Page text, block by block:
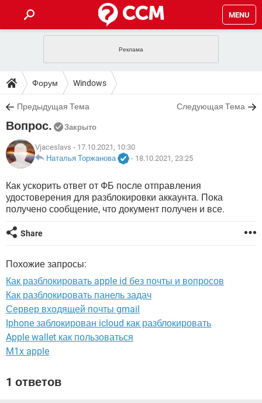
MENU
INSTAGRAM
ИГРЫ WINDOWS 10
ВКОНТАКТЕ
GOOGLE
ПОЛЕЗНЫЕ СОВЕТЫ
TIKTOK
WINDOWS 10 ВКОНТАКТЕ
YANDEX
ЗАГРУЗКИ
TIKTOK
WHATSAPP
FACEBOOK
WINDOWS 10 ВКОНТАКТЕ
ВИДЕО GOOGLE
YANDEX
ФОРУМ
TIKTOK TELEGRAM
FACEBOOK ИГРЫ
WINDOWS 10 ВКОНТАКТЕ
ВИДЕО
ЭНЦИКЛОПЕДИЯ
TIKTOK TELEGRAM
WHATSAPP INSTAGRAM
FACEBOOK
ВИДЕО
YANDEX
Форум Windows
Предыдущая Тема Следующая Тема
Вопрос. Закрыто
Vjaceslavs - 17.10.2021, 10:30
Наталья Торжанова
- 18.10.2021, 23:25
Как ускорить ответ от ФБ после отправления
удостоверения для разблокировки аккаунта. Пока
получено сообщение, что документ получен и все.
Share
Похожие запросы:
Как разблокировать apple id без почты и вопросов
Как разблокировать панель задач
Сервер входящей почты gmail
Iphone заблокирован icloud как разблокировать
Apple wallet как пользоваться
M1x apple
1 ответов